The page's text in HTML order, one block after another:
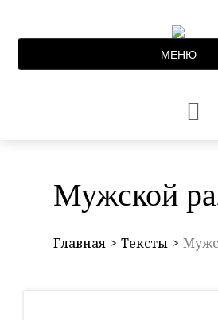
МЕНЮ
Мужской
Главная Тексты